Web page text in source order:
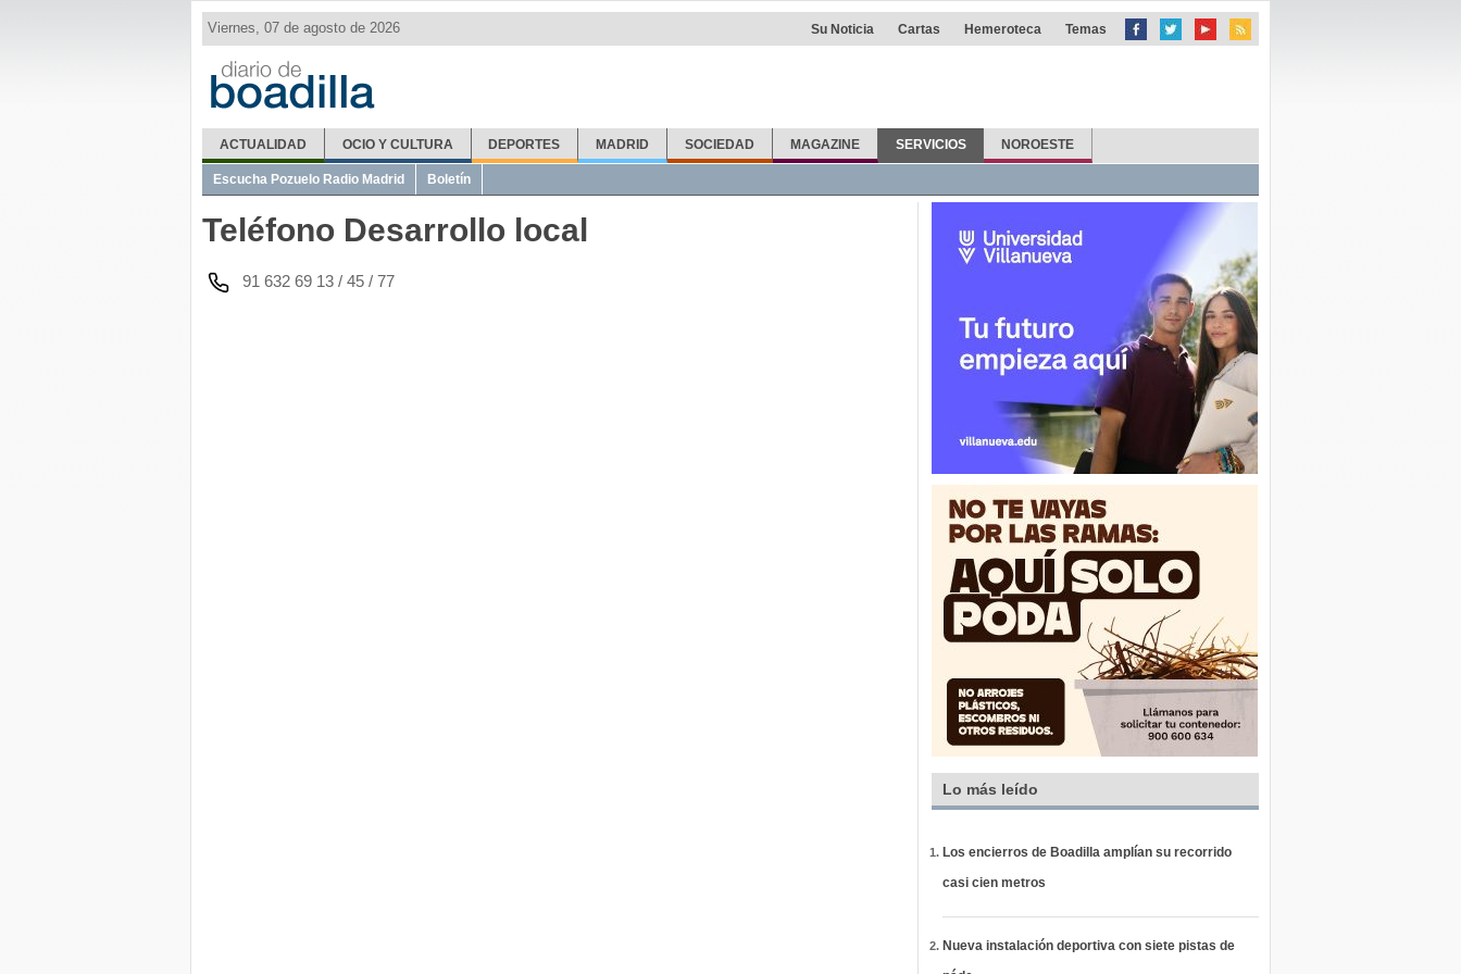
Viernes, 07 de agosto de 2026 Su Noticia Cartas Hemeroteca Temas
ACTUALIDAD OCIO Y CULTURA DEPORTES MADRID SOCIEDAD MAGAZINE SERVICIOS
El Tiempo Metro Ligero Misas Teléfonos
NOROESTE
Escucha Pozuelo Radio Madrid Boletín
Teléfono Desarrollo local
91 632 69 13 / 45 / 77
Lo más leído
Los encierros de Boadilla amplían su recorrido
casi cien metros
Nueva instalación deportiva con siete pistas de